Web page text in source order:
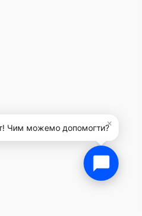
×
Чим можемо допомогти?